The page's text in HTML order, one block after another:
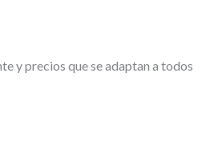
y precios que se adaptan a todos